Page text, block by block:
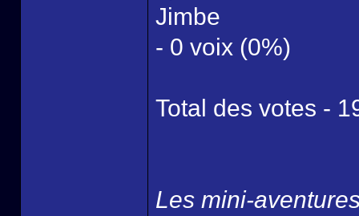
Jimbe
- 0 voix (0%)
Total des votes -
Les mini-